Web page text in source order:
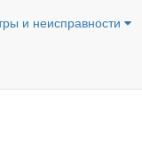
и неисправности